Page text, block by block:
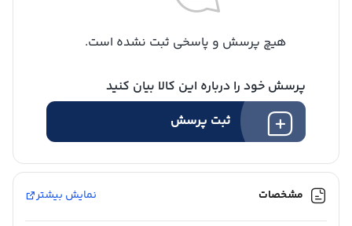
هیچ پرسش و پاسخی ثبت نشده است.
پرسش خود را درباره این کالا بیان کنید
ثبت پرسش
مشخصات نمایش بیشتر